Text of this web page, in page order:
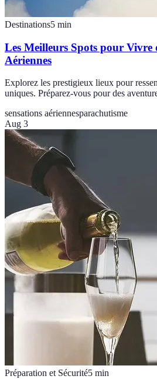
Destinations5 min
Les Meilleurs Spots pour Vivre
Aériennes
Explorez les prestigieux lieux pour
uniques. Préparez-vous pour des
sensations aériennesparachutisme
Aug 3
Préparation et Sécurité5 min